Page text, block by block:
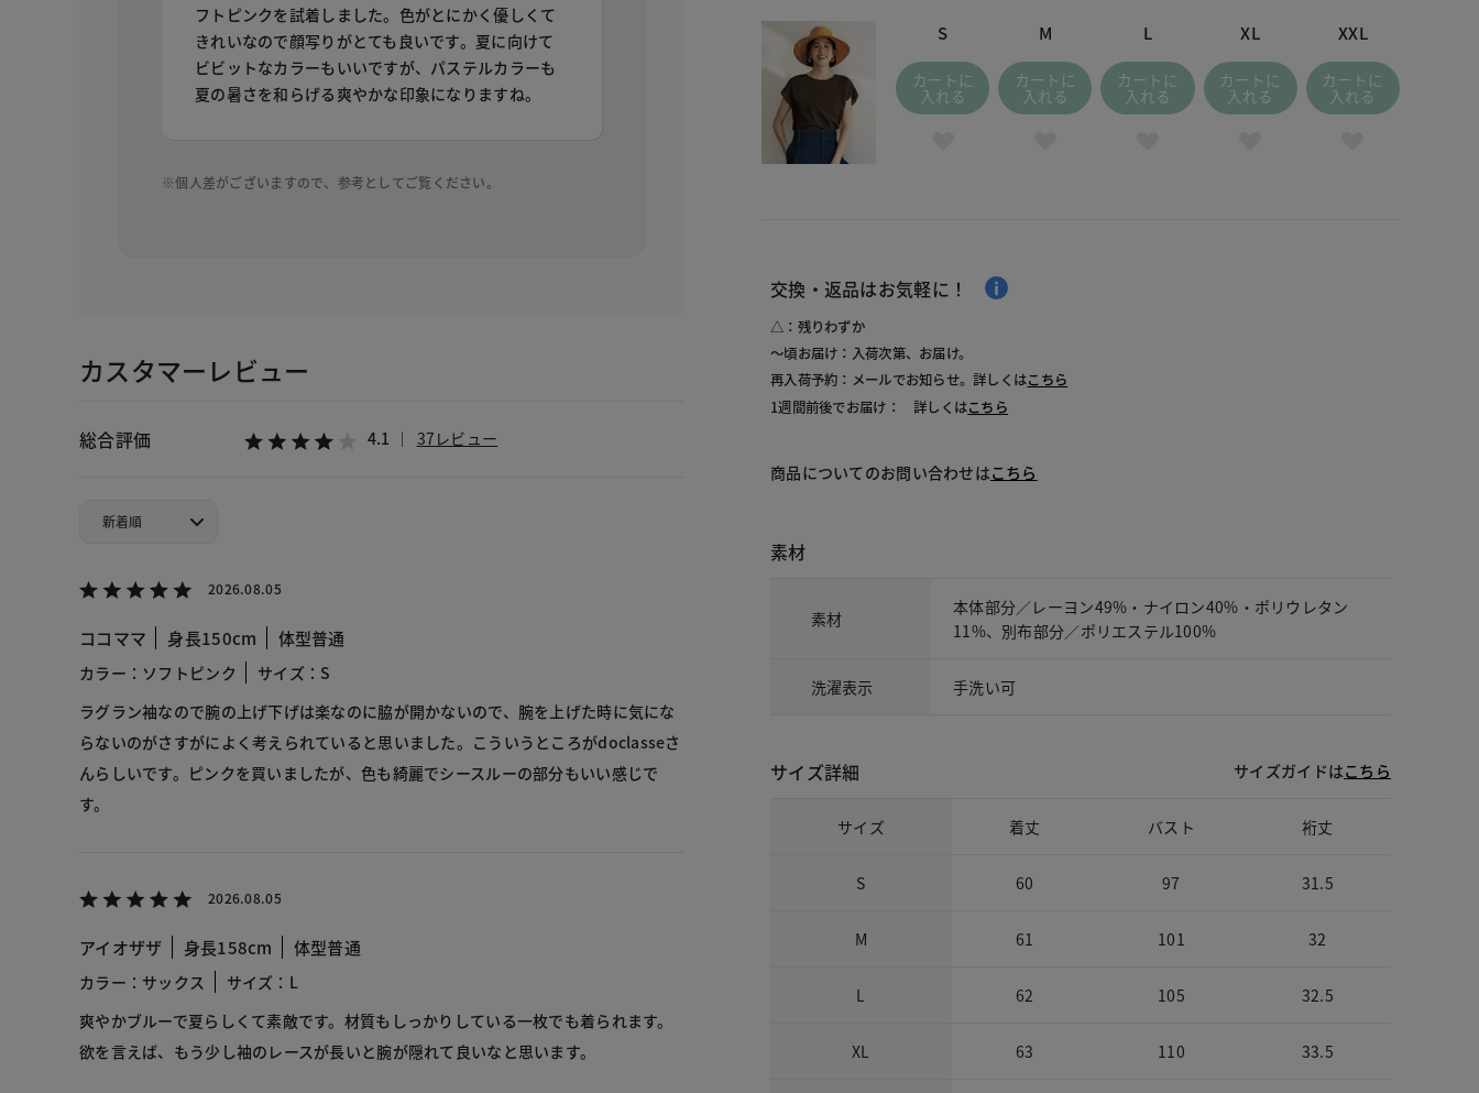
フトピンクを試着しました。色がとにかく優しくて
きれいなので顔写りがとても良いです。夏に向けて
ビビットなカラーもいいですが、パステルカラーも
夏の暑さを和らげる爽やかな印象になりますね。
※個人差がございますので、参考としてご覧ください。
カスタマーレビュー
総合評価 4.1 37レビュー
2026.08.05
ココママ 身長150cm 体型普通
カラー：ソフトピンク
サイズ：S
ラグラン袖なので腕の上げ下げは楽なのに脇が開かないので、腕を上げた時に気にな
らないのがさすがによく考えられていると思いました。こういうところがdoclasseさ
んらしいです。ピンクを買いましたが、色も綺麗でシースルーの部分もいい感じで
す。
2026.08.05
アイオザザ 身長158cm 体型普通
カラー：サックス
サイズ：L
爽やかブルーで夏らしくて素敵です。材質もしっかりしている一枚でも着られます。
欲を言えば、もう少し袖のレースが長いと腕が隠れて良いなと思います。
S
カートに
入れる
M
カートに
入れる
L
カートに
入れる
XL
カートに
入れる
XXL
カートに
入れる
交換・返品はお気軽に！
△：残りわずか
～頃お届け：入荷次第、お届け。
再入荷予約：メールでお知らせ。詳しくはこちら
1週間前後でお届け： 詳しくはこちら
商品についてのお問い合わせはこちら
素材
素材
本体部分／レーヨン49%・ナイロン40%・ポリウレタン
11%、別布部分／ポリエステル100%
洗濯表示 手洗い可
サイズ詳細 サイズガイドはこちら
サイズ 着丈 バスト 裄丈
S 60 97 31.5
M 61 101 32
L 62 105 32.5
XL 63 110 33.5